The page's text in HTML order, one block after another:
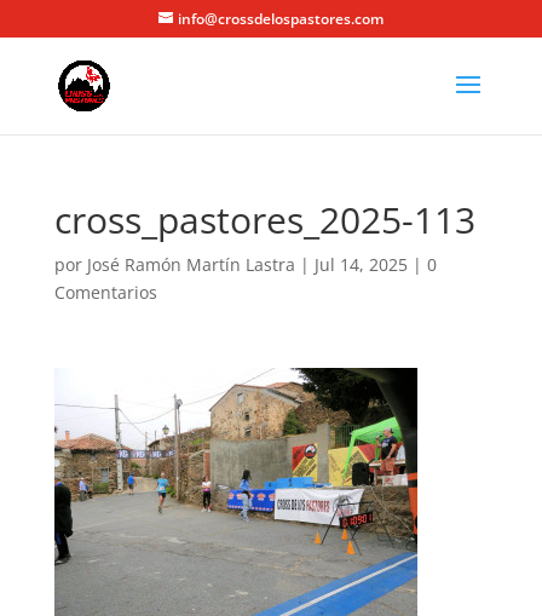
info@crossdelospastores.com
cross_pastores_2025-113
por José Ramón Martín Lastra | Jul 14, 2025| 0
Comentarios